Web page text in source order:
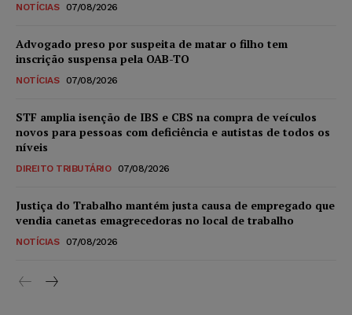
NOTÍCIAS 07/08/2026
Advogado preso por suspeita de matar o filho tem
inscrição suspensa pela OAB-TO
NOTÍCIAS 07/08/2026
STF amplia isenção de IBS e CBS na compra de veículos
novos para pessoas com deficiência e autistas de todos os
níveis
DIREITO TRIBUTÁRIO 07/08/2026
Justiça do Trabalho mantém justa causa de empregado que
vendia canetas emagrecedoras no local de trabalho
NOTÍCIAS 07/08/2026